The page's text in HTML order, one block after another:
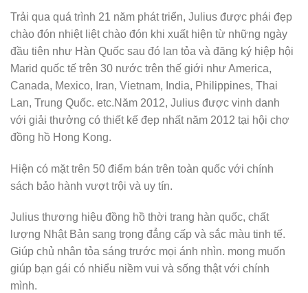
Trải qua quá trình 21 năm phát triển, Julius được phái đẹp
chào đón nhiệt liệt chào đón khi xuất hiện từ những ngày
đầu tiên như Hàn Quốc sau đó lan tỏa và đăng ký hiệp hội
Marid quốc tế trên 30 nước trên thế giới như America,
Canada, Mexico, Iran, Vietnam, India, Philippines, Thai
Lan, Trung Quốc. etc.Năm 2012, Julius được vinh danh
với giải thưởng có thiết kế đẹp nhất năm 2012 tại hội chợ
đồng hồ Hong Kong.
Hiện có mặt trên 50 điểm bán trên toàn quốc với chính
sách bảo hành vượt trội và uy tín.
Julius thương hiệu đồng hồ thời trang hàn quốc, chất
lượng Nhật Bản sang trọng đẳng cấp và sắc màu tinh tế.
Giúp chủ nhân tỏa sáng trước mọi ánh nhìn. mong muốn
giúp bạn gái có nhiểu niềm vui và sống thật với chính
mình.